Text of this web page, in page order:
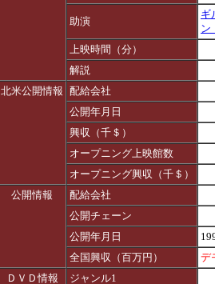
助演
ギ
ン
上映時間（分）
解説
北米公開情報 配給会社
公開年月日
興収（千＄）
オープニング上映館数
オープニング興収（千＄）
公開情報
配給会社
公開チェーン
公開年月日
全国興収（百万円）
デ
ＤＶＤ情報
ジャンル1